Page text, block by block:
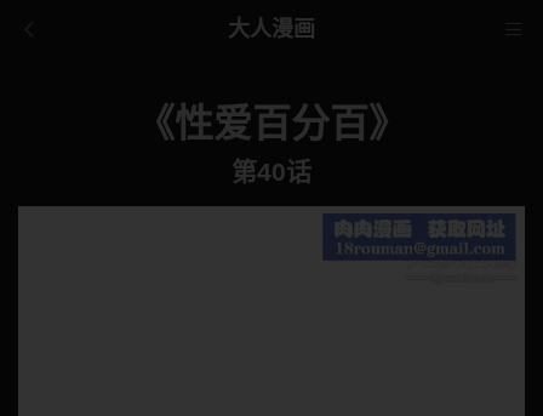
大人漫画
《性爱百分百》
第40话